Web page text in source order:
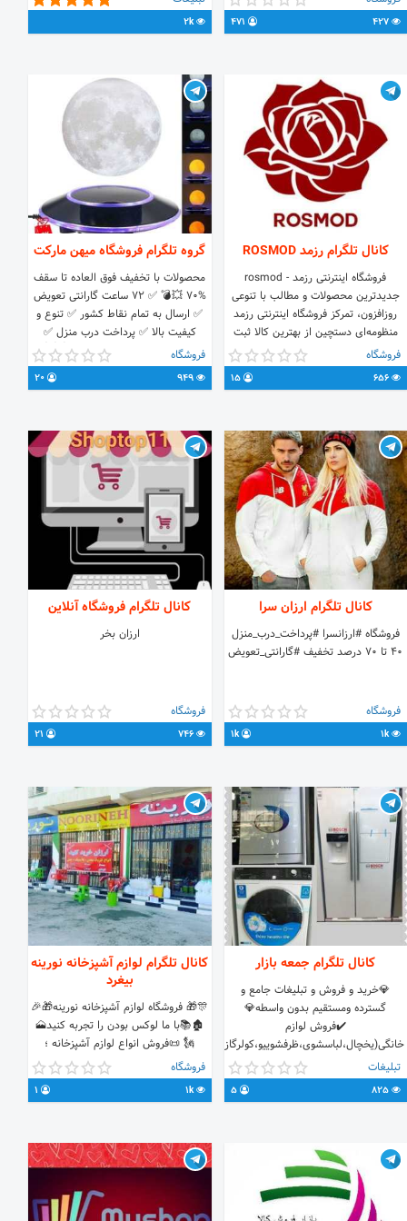
https://t.me/alimlm60
427
۴۵۰۰ ★> شروع قیمت فالوور اینستا از
۷۱۰۰ [ به شرط 🔪 ] ★> شروع قیمت
آپاراتـــــــــــــــ 🚦 یوتیوبـــــــــــــ 🚦 ○ خدمات انحصاری
○ 🪡ارسال به pv تلگرام 🪡دایرکت
اینستاگرام 🪡تبلیغات گسترده 🪡تبلیغات
پروکسی 🪡ممبر آپلودر NEW ⚡️ 🪡
استخراج اعضا آنلاین گروه 🪡 ربات‌های
چتر ☔️ ● خدمات نایاب ● 🧶 فالوور خانم
🧶 فالوور آقا 🧶 فالوور ریزش صفر 🧶
ممبر خانم 🧶 ممبر آقا 🧶 بازدید کاملا
واقعی کانال 🧶 گروه به گروه 🇮🇷 و
🇩🇪
2k
کانال تلگرام رزمد ROSMOD
فروشگاه اینترنتی رزمد - rosmod
جدیدترین محصولات و مطالب با تنوعی
روزافزون، تمرکز فروشگاه اینترنتی رزمد
منظومه‌ای دستچین از بهترین کالا ثبت
سفارش فقط از طریق وب سایت سایت
🌹👇 https://rosmod.com/?
ref=107538
فروشگاه
656
15
گروه تلگرام فروشگاه میهن مارکت
محصولات با تخفیف فوق العاده تا سقف
%70 💥💣 ✅ 72 ساعت گارانتی تعویض
✅ ارسال به تمام نقاط کشور ✅ تنوع و
کیفیت بالا ✅ پرداخت درب منزل ✅
تضمین بهترین قیمت 🌺سایت👇👇👇
http://afikala.mihanst
http://shopo.dayanshop.com/
فروشگاه
949
20
کانال تلگرام ارزان سرا
فروشگاه #ارزانسرا #پرداخت_درب_منزل
۴۰ تا ۷۰ درصد تخفیف #گارانتی_تعویض
فروشگاه
1k
1k
کانال تلگرام فروشگاه آنلاین
ارزان بخر
فروشگاه
746
کانال تلگرام جمعه بازار
💎خرید و فروش و تبلیغات جامع و
گسترده ومستقیم بدون واسطه💎
✔️فروش لوازم
خانگی(یخچال،لباسشوی،ظرفشوییو،کولرگازی
و...) مستقیم از بانه. برند:ال
جی،بوش،سامسونگ و‌... 💥👈قیمت ها
زیر بازار روز کشور 👉💥
تبلیغات
825
5
کانال تلگرام لوازم آشپزخانه نورینه
بیغرد
🎊🎁 فروشگاه لوازم آشپزخانه نورینه🎁🎉
🏚📚با ما لوکس بودن را تجربه کنید🗻
🗽 📜فروش انواع لوازم آشپزخانه ؛
ظروف میلامین و آرکوپال ؛ انواع مواد
بهداشتی و شوینده ؛ انواع ظروف یکبار
مصرف پلاستیکی و آلومینیومی 🛒 آدرس
لوازم خانگی نورینه بیغرد🎁 ☎️
07152632058 ☎️ 07152632059 ☎️
🌏 WWW.NOORRINEH.IR 🌐💻 📩
T.ME/NOORRINEH 📱
فروشگاه
1k